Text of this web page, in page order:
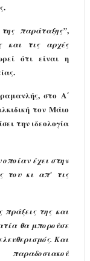
της παράταξης”,
και τις αρχές
ότι είναι η
στο Α΄
τον Μάιο
την ιδεολογία
έχει στην
του κι απ' τις
πράξεις της και
θα μπορούσε
Και